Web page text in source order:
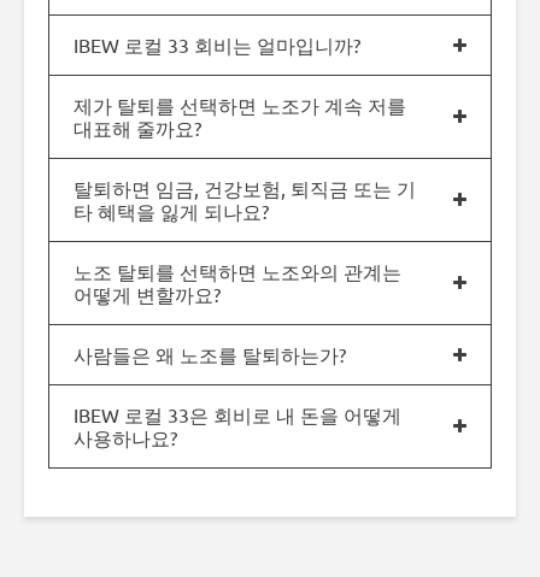
IBEW 로컬 33 회비는 얼마입니까?
제가 탈퇴를 선택하면 노조가 계속 저를
대표해 줄까요?
탈퇴하면 임금, 건강보험, 퇴직금 또는 기
타 혜택을 잃게 되나요?
노조 탈퇴를 선택하면 노조와의 관계는
어떻게 변할까요?
사람들은 왜 노조를 탈퇴하는가?
IBEW 로컬 33은 회비로 내 돈을 어떻게
사용하나요?